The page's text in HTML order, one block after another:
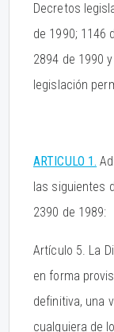
Decretos
de 1990; 1146
2894 de 1990
legislación
ARTICULO 1.
las siguientes
2390 de 1989:
Artículo 5. La
en forma
definitiva, una
cualquiera de